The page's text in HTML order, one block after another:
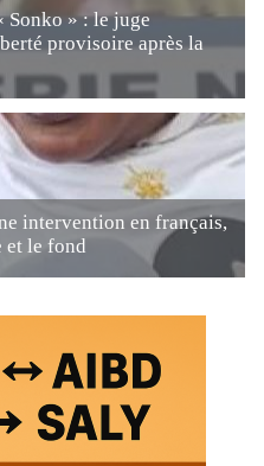
» : le juge
provisoire après la
intervention en français,
et le fond